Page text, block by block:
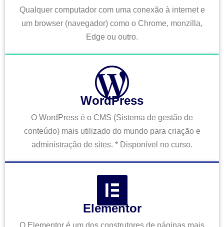
Qualquer computador com uma conexão à internet e
um browser (navegador) como o Chrome, monzilla,
Edge ou outro.
WordPress
O WordPress é o CMS (Sistema de gestão de
conteúdo) mais utilizado do mundo para criação e
administração de sites. * Disponível no curso.
Elementor
O Elementor é um dos construtores de páginas mais